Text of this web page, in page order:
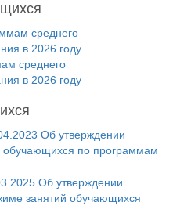
среднего
в 2026 году
среднего
в 2026 году
Об утверждении
по программам
Об утверждении
занятий обучающихся